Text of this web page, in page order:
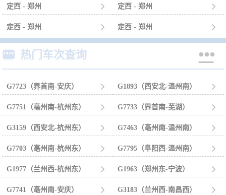
定西 - 郑州  定西 - 郑州 
定西 - 郑州  定西 - 郑州 
 热门车次查询 
G7723（界首南-安庆）  G1893（西安北-温州南） 
G7751（亳州南-杭州东）  G7733（界首南-芜湖） 
G3159（西安北-杭州东）  G7463（亳州南-温州南） 
G7703（亳州南-杭州东）  G7795（阜阳西-温州南） 
G1977（兰州西-杭州东）  G1963（郑州东-宁波） 
G7741（亳州南-安庆）  G3183（兰州西-南昌西） 